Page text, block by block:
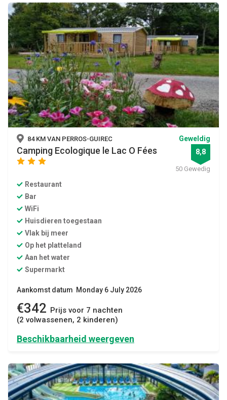
84 KM VAN PERROS-GUIREC
Camping Ecologique le Lac O Fées
star star
Geweldig
8,8
50 Gewedig
Restaurant
Bar
WiFi
Huisdieren toegestaan
Vlak bij meer
Op het platteland
Aan het water
Supermarkt
Aankomst datum Monday 6 July 2026
€342 Prijs voor 7 nachten
(2 volwassenen, 2 kinderen)
Beschikbaarheid weergeven